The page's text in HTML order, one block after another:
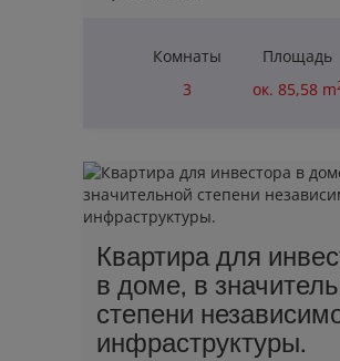
Комнаты
3
Площадь
ок. 85,58 m
Квартира для
в доме, в
степени
инфраструктуры.